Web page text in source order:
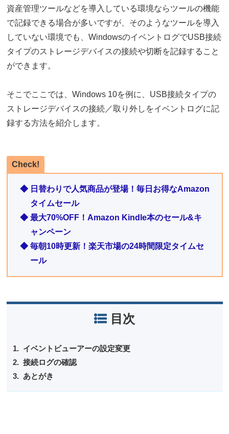
資産管理ツールなどを導入している環境ならツールの機能
で記録できる場合が多いですが、そのようなツールを導入
していない環境でも、WindowsのイベントログでUSB接続
タイプのストレージデバイスの接続や切断を記録すること
ができます。
そこでここでは、Windows 10を例に、USB接続タイプの
ストレージデバイスの接続／取り外しをイベントログに記
録する方法を紹介します。
Check!
◆ 日替わりで人気商品が登場！毎日お得なAmazon
タイムセール
◆ 最大70%OFF！Amazon Kindle本のセール&キ
ャンペーン
◆ 毎朝10時更新！楽天市場の24時間限定タイムセ
ール
目次
イベントビューアーの設定変更
接続ログの確認
あとがき